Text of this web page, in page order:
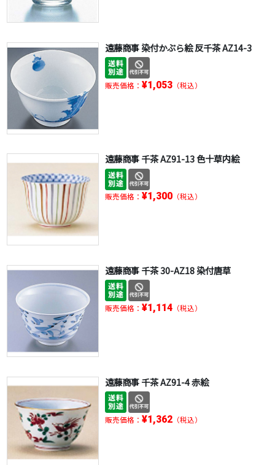
遠藤商事 染付かぶら絵 反千茶 AZ14-3
販売価格： ¥1,053（税込）
遠藤商事 千茶 AZ91-13 色十草内絵
販売価格： ¥1,300（税込）
遠藤商事 千茶 30-AZ18 染付唐草
販売価格： ¥1,114（税込）
遠藤商事 千茶 AZ91-4 赤絵
販売価格： ¥1,362（税込）